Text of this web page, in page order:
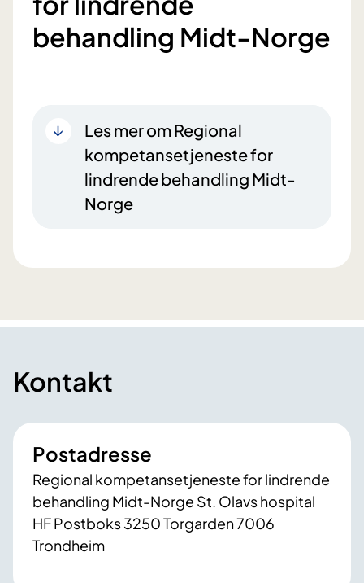
behandling Midt-Norge
Les mer om Regional
kompetansetjeneste for
lindrende behandling Midt-
Norge
Kontakt
Postadresse
Regional kompetansetjeneste for lindrende
behandling Midt-Norge St. Olavs hospital
HF Postboks 3250 Torgarden 7006
Trondheim